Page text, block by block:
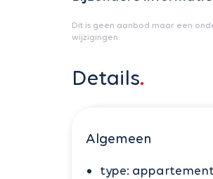
Dit is geen aanbod maar een
wijzigingen.
Details
Algemeen
type: